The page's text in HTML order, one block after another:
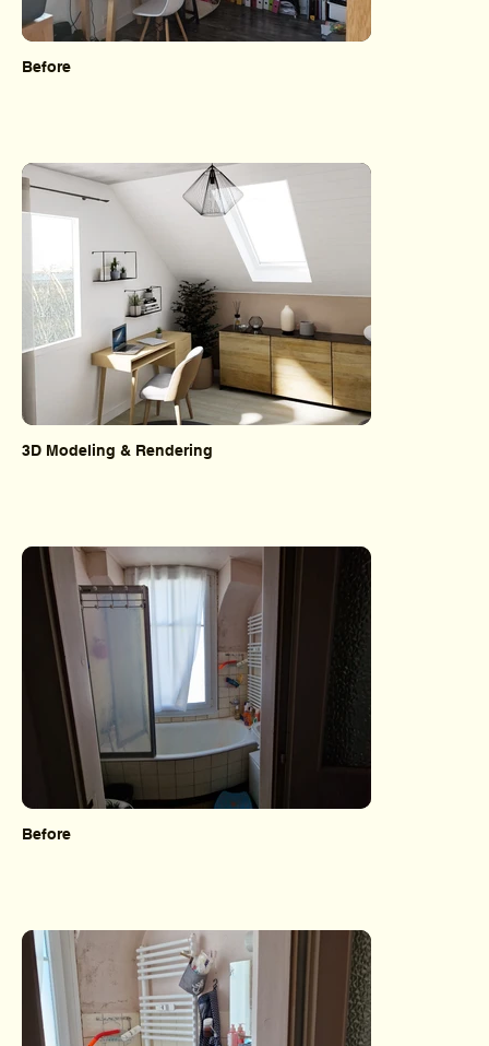
Before
3D Modeling & Rendering
Before